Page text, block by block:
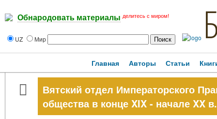
Обнародовать материалы делитесь с миром!
UZ Мир
Главная Авторы Статьи
Вятский отдел Императорского
общества в конце XIX - начале XX в.